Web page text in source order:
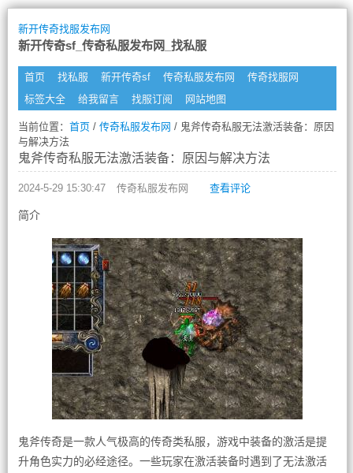
新开传奇找服发布网
新开传奇sf_传奇私服发布网_找私服
首页 找私服 新开传奇sf 传奇私服发布网
传奇找服网
标签大全
给我留言 找服订阅 网站地图
当前位置： 首页/ 传奇私服发布网 / 鬼斧传奇私服无法激活装备：原因
与解决方法
鬼斧传奇私服无法激活装备：原因与解决方法
2024-5-29 15:30:47 传奇私服发布网 查看评论
简介
鬼斧传奇是一款人气极高的传奇类私服，游戏中装备的激活是提
升角色实力的必经途径。一些玩家在激活装备时遇到了无法激活